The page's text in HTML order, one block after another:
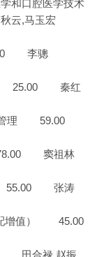
和口腔医学技术
云,马玉宏
李骢
) 25.00 秦红
化管理 59.00
78.00 窦祖林
55.00 张涛
/配增值） 45.00
田合禄,赵振